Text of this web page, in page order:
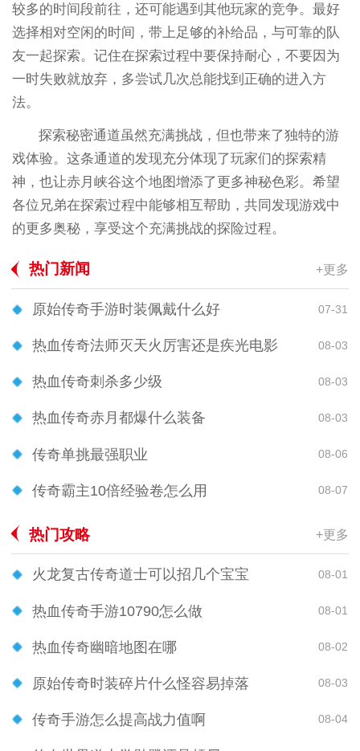
较多的时间段前往，还可能遇到其他玩家的竞争。最好
选择相对空闲的时间，带上足够的补给品，与可靠的队
友一起探索。记住在探索过程中要保持耐心，不要因为
一时失败就放弃，多尝试几次总能找到正确的进入方
法。
探索秘密通道虽然充满挑战，但也带来了独特的游
戏体验。这条通道的发现充分体现了玩家们的探索精
神，也让赤月峡谷这个地图增添了更多神秘色彩。希望
各位兄弟在探索过程中能够相互帮助，共同发现游戏中
的更多奥秘，享受这个充满挑战的探险过程。
热门新闻 +更多
原始传奇手游时装佩戴什么好 07-31
热血传奇法师灭天火厉害还是疾光电影 08-03
热血传奇刺杀多少级 08-03
热血传奇赤月都爆什么装备 08-03
传奇单挑最强职业 08-06
传奇霸主10倍经验卷怎么用 08-07
热门攻略 +更多
火龙复古传奇道士可以招几个宝宝 08-01
热血传奇手游10790怎么做 08-01
热血传奇幽暗地图在哪 08-02
原始传奇时装碎片什么怪容易掉落 08-03
传奇手游怎么提高战力值啊 08-04